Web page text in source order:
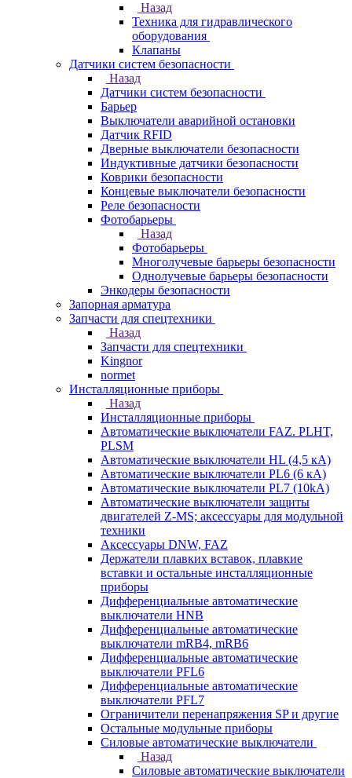
Назад
Техника для гидравлического
оборудования
Клапаны
Датчики систем безопасности
Назад
Датчики систем безопасности
Барьер
Выключатели аварийной остановки
Датчик RFID
Дверные выключатели безопасности
Индуктивные датчики безопасности
Коврики безопасности
Концевые выключатели безопасности
Реле безопасности
Фотобарьеры
Назад
Фотобарьеры
Многолучевые барьеры безопасности
Однолучевые барьеры безопасности
Энкодеры безопасности
Запорная арматура
Запчасти для спецтехники
Назад
Запчасти для спецтехники
Kingnor
normet
Инсталляционные приборы
Назад
Инсталляционные приборы
Автоматические выключатели FAZ. PLHT,
PLSM
Автоматические выключатели HL (4,5 кА)
Автоматические выключатели PL6 (6 кА)
Автоматические выключатели PL7 (10kA)
Автоматические выключатели защиты
двигателей Z-MS; аксессуары для модульной
техники
Аксессуары DNW, FAZ
Держатели плавких вставок, плавкие
вставки и остальные инсталляционные
приборы
Дифференциальные автоматические
выключатели HNB
Дифференциальные автоматические
выключатели mRB4, mRB6
Дифференциальные автоматические
выключатели PFL6
Дифференциальные автоматические
выключатели PFL7
Ограничители перенапряжения SP и другие
Остальные модульные приборы
Силовые автоматические выключатели
Назад
Силовые автоматические выключатели